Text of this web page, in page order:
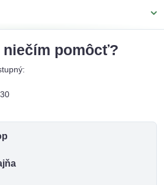
niečím pomôcť?